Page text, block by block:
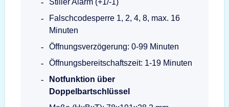
Falschcodesperre 1, 2, 4, 8, max. 16
Minuten
Öffnungsverzögerung: 0-99 Minuten
Öffnungsbereitschaftszeit: 1-19 Minuten
Notfunktion über
Doppelbartschlüssel